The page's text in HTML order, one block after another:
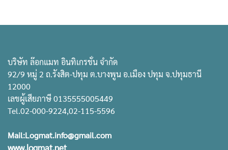
บริษัท ล๊อกแมท อินทิเกรชั่น จำกัด
92/9 หมู่ 2 ถ.รังสิต-ปทุม ต.บางพูน อ.เมือง ปทุม จ.ปทุมธานี
12000
เลขผู้เสียภาษี 0135555005449
Tel.02-000-9224,02-115-5596
Mail:Logmat.info@gmail.com
www.logmat.net